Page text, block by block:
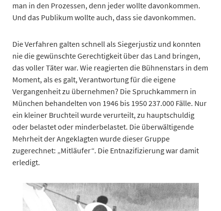
man in den Prozessen, denn jeder wollte davonkommen.
Und das Publikum wollte auch, dass sie davonkommen.
Die Verfahren galten schnell als Siegerjustiz und konnten
nie die gewünschte Gerechtigkeit über das Land bringen,
das voller Täter war. Wie reagierten die Bühnenstars in dem
Moment, als es galt, Verantwortung für die eigene
Vergangenheit zu übernehmen? Die Spruchkammern in
München behandelten von 1946 bis 1950 237.000 Fälle. Nur
ein kleiner Bruchteil wurde verurteilt, zu hauptschuldig
oder belastet oder minderbelastet. Die überwältigende
Mehrheit der Angeklagten wurde dieser Gruppe
zugerechnet: „Mitläufer“. Die Entnazifizierung war damit
erledigt.